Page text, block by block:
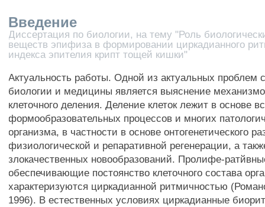
Введение
Диссертация по биологии, на тему "Роль
веществ эпифиза в формировании циркадианного
индекса эпителия крипт тощей кишки"
Актуальность работы. Одной из актуальных проблем
биологии и медицины является выяснение
клеточного деления. Деление клеток лежит в основе
формообразовательных процессов и многих
организма, в частности в основе онтогенетического
физиологической и репаративной регенерации, а
злокачественных новообразований. Пролифе-
обеспечивающие постоянство клеточного состава
характеризуются циркадианной ритмичностью
1996). В естественных условиях циркадианные